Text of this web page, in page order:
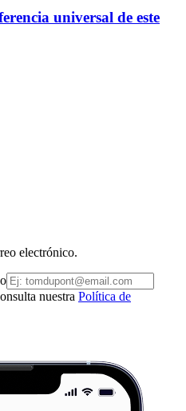
universal de este
electrónico.
nuestra Política de